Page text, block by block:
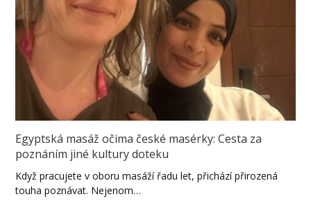
Egyptská masáž očima české masérky: Cesta za
poznáním jiné kultury doteku
Když pracujete v oboru masáží řadu let, přichází přirozená
touha poznávat. Nejenom…